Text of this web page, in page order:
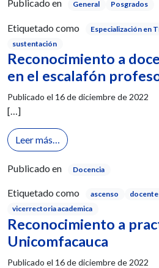
Publicado en General Posgrados
Etiquetado como
Especialización en
sustentación
Reconocimiento a
en el escalafón
Publicado el 16 de diciembre de 2022
[…]
Leer más… from Reconocimiento
Publicado en Docencia
Etiquetado como ascenso
vicerrectoria academica
Reconocimiento a
Unicomfacauca
Publicado el 16 de diciembre de 2022